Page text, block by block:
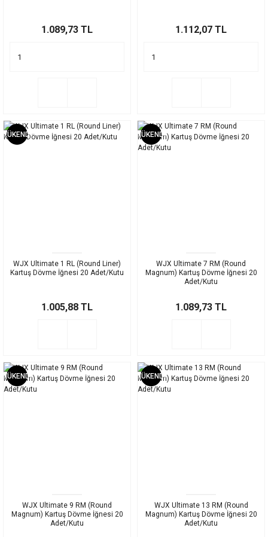
1.089,73 TL 1.112,07 TL
TÜKENDİ
WJX Ultimate 1 RL (Round Liner)
Kartuş Dövme İğnesi 20 Adet/Kutu
1.005,88 TL
TÜKENDİ
WJX Ultimate 7 RM (Round
Magnum) Kartuş Dövme İğnesi 20
Adet/Kutu
1.089,73 TL
TÜKENDİ
WJX Ultimate 9 RM (Round
Magnum) Kartuş Dövme İğnesi 20
Adet/Kutu
TÜKENDİ
WJX Ultimate 13 RM (Round
Magnum) Kartuş Dövme İğnesi 20
Adet/Kutu